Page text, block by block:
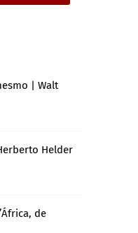
| Walt
Helder
de